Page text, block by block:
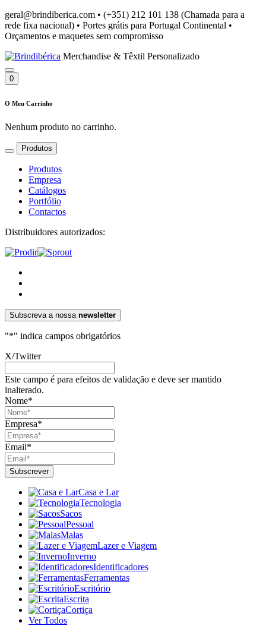
geral@brindiberica.com • (+351) 212 101 138 (Chamada para a
rede fixa nacional) • Portes grátis para Portugal Continental •
Orçamentos e maquetes sem compromisso
Merchandise & Têxtil Personalizado
0
O Meu Carrinho
Nenhum produto no carrinho.
Produtos
Produtos
Empresa
Catálogos
Portfólio
Contactos
Distribuidores autorizados:
Subscreva a nossa newsletter
"*" indica campos obrigatórios
X/Twitter
Este campo é para efeitos de validação e deve ser mantido
inalterado.
Nome*
Empresa*
Email*
Casa e Lar
Tecnologia
Sacos
Pessoal
Malas
Lazer e Viagem
Inverno
Identificadores
Ferramentas
Escritório
Escrita
Cortiça
Ver Todos